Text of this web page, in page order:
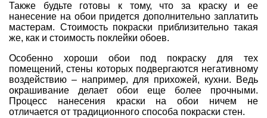
Также будьте готовы к тому, что за краску и ее
нанесение на обои придется дополнительно заплатить
мастерам. Стоимость покраски приблизительно такая
же, как и стоимость поклейки обоев.
Особенно хороши обои под покраску для тех
помещений, стены которых подвергаются негативному
воздействию – например, для прихожей, кухни. Ведь
окрашивание делает обои еще более прочными.
Процесс нанесения краски на обои ничем не
отличается от традиционного способа покраски стен.